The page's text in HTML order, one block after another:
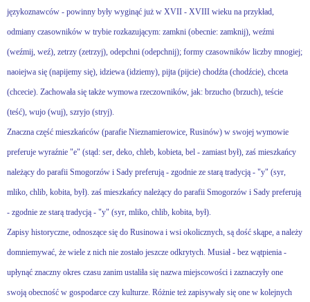
językoznawców - powinny były wyginąć już w XVII - XVIII wieku na przykład,
odmiany czasowników w trybie rozkazującym: zamkni (obecnie: zamknij), weźmi
(weźmij, weź), zetrzy (zetrzyj), odepchni (odepchnij); formy czasowników liczby mnogiej;
naoiejwa się (napijemy się), idziewa (idziemy), pijta (pijcie) chodźta (chodźcie), chceta
(chcecie). Zachowała się także wymowa rzeczowników, jak: brzucho (brzuch), teście
(teść), wujo (wuj), szryjo (stryj).
Znaczna część mieszkańców (parafie Nieznamierowice, Rusinów) w swojej wymowie
preferuje wyraźnie "e" (stąd: ser, deko, chleb, kobieta, bel - zamiast był), zaś mieszkańcy
należący do parafii Smogorzów i Sady preferują - zgodnie ze starą tradycją - "y" (syr,
mliko, chlib, kobita, był). zaś mieszkańcy należący do parafii Smogorzów i Sady preferują
- zgodnie ze starą tradycją - "y" (syr, mliko, chlib, kobita, był).
Zapisy historyczne, odnoszące się do Rusinowa i wsi okolicznych, są dość skąpe, a należy
domniemywać, że wiele z nich nie zostało jeszcze odkrytych. Musiał - bez wątpienia -
upłynąć znaczny okres czasu zanim ustaliła się nazwa miejscowości i zaznaczyły one
swoją obecność w gospodarce czy kulturze. Różnie też zapisywały się one w kolejnych